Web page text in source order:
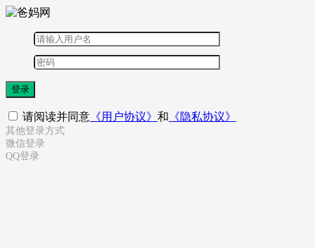
登录
请阅读并同意 《用户协议》 和 《隐私协议》
其他登录方式
微信登录
QQ登录